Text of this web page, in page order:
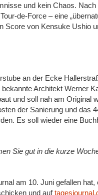
und kein Chaos.
de-Force – eine
Score von Kensuke Ushio
an der Ecke
Architekt Werner
und soll nah am Original
der Sanierung und das
Es soll wieder eine
Sie gut in die kurze
am 10. Juni gefallen
und auf